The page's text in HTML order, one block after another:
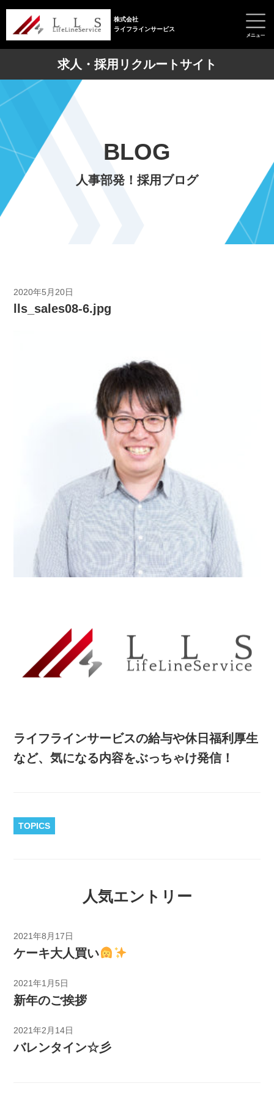
株式会社
ライフラインサービス
求人・採用リクルートサイト
BLOG
人事部発！採用ブログ
2020年5月20日
lls_sales08-6.jpg
ライフラインサービスの給与や休日福利厚生
など、気になる内容をぶっちゃけ発信！
TOPICS
人気エントリー
2021年8月17日
ケーキ大人買い
2021年1月5日
新年のご挨拶
2021年2月14日
バレンタイン☆彡